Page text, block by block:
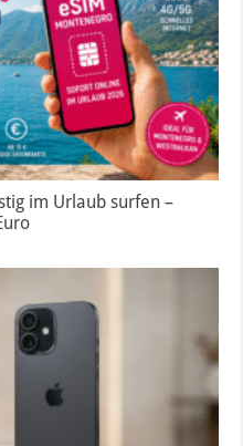
im Urlaub surfen –